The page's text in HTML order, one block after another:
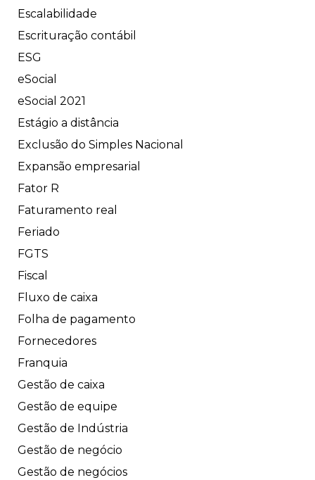
Escalabilidade
Escrituração contábil
ESG
eSocial
eSocial 2021
Estágio a distância
Exclusão do Simples Nacional
Expansão empresarial
Fator R
Faturamento real
Feriado
FGTS
Fiscal
Fluxo de caixa
Folha de pagamento
Fornecedores
Franquia
Gestão de caixa
Gestão de equipe
Gestão de Indústria
Gestão de negócio
Gestão de negócios